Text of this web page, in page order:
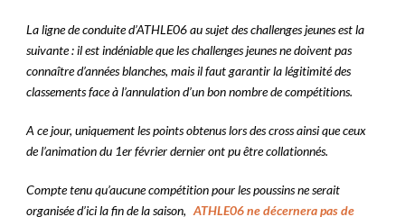
La ligne de conduite d’ATHLE06 au sujet des challenges jeunes est la
suivante : il est indéniable que les challenges jeunes ne doivent pas
connaître d’années blanches, mais il faut garantir la légitimité des
classements face à l’annulation d’un bon nombre de compétitions.
A ce jour, uniquement les points obtenus lors des cross ainsi que ceux
de l’animation du 1er février dernier ont pu être collationnés.
Compte tenu qu’aucune compétition pour les poussins ne serait
organisée d’ici la fin de la saison, ATHLE06 ne décernera pas de